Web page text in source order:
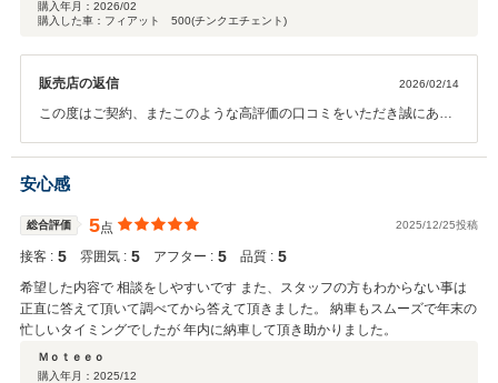
購入年月： 2026/02
購入した車：フィアット 500(チンクエチェント)
販売店の返信 2026/02/14
この度はご契約、またこのような高評価の口コミをいただき誠にあり
るよう邁進して参ります。 今後とも是非よろしくお願いいたします。
安心感
総合評価 5点 2025/12/25投稿
接客 : 5 雰囲気 : 5 アフター : 5 品質 : 5
希望した内容で 相談をしやすいです また、スタッフの方もわからない事は
正直に答えて頂いて調べてから答えて頂きました。 納車もスムーズで年末の
忙しいタイミングでしたが 年内に納車して頂き助かりました。
Ｍｏｔｅｅｏ
購入年月： 2025/12